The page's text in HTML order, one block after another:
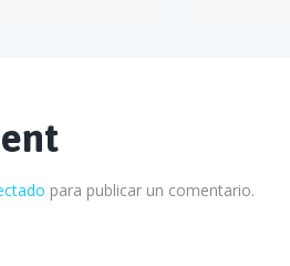
para publicar un comentario.